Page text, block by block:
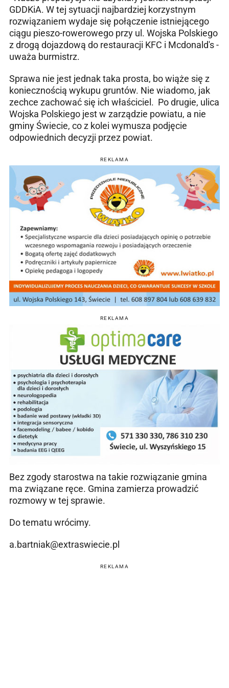
GDDKiA. W tej sytuacji najbardziej korzystnym
rozwiązaniem wydaje się połączenie istniejącego
ciągu pieszo-rowerowego przy ul. Wojska Polskiego
z drogą dojazdową do restauracji KFC i Mcdonald's -
uważa burmistrz.
Sprawa nie jest jednak taka prosta, bo wiąże się z
koniecznością wykupu gruntów. Nie wiadomo, jak
zechce zachować się ich właściciel. Po drugie, ulica
Wojska Polskiego jest w zarządzie powiatu, a nie
gminy Świecie, co z kolei wymusza podjęcie
odpowiednich decyzji przez powiat.
REKLAMA
REKLAMA
Bez zgody starostwa na takie rozwiązanie gmina
ma związane ręce. Gmina zamierza prowadzić
rozmowy w tej sprawie.
Do tematu wrócimy.
a.bartniak@extraswiecie.pl
REKLAMA